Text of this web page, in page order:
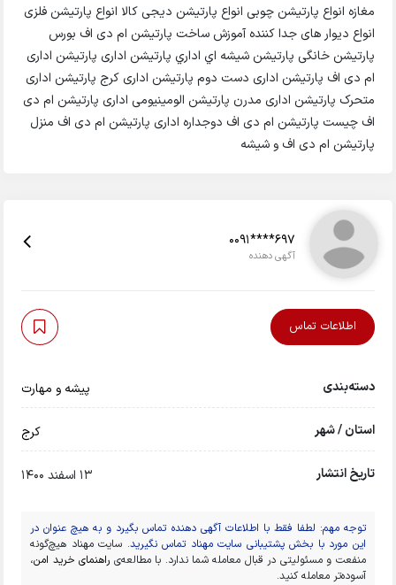
مغازه انواع پارتیشن چوبی انواع پارتیشن دیجی کالا انواع پارتیشن فلزی
انواع دیوار های جدا کننده آموزش ساخت پارتیشن ام دی اف بورس
پارتیشن خانگی پارتيشن شيشه اي اداري پارتیشن اداری پارتیشن اداری
ام دی اف پارتیشن اداری دست دوم پارتیشن اداری کرج پارتیشن اداری
متحرک پارتیشن اداری مدرن پارتیشن الومینیومی اداری پارتیشن ام دی
اف چیست پارتیشن ام دی اف دوجداره اداری پارتیشن ام دی اف منزل
پارتیشن ام دی اف و شیشه
0091****697
آگهی دهنده
اطلاعات تماس
دسته‌بندی پیشه و مهارت
استان / شهر کرج
تاریخ انتشار 13 اسفند 1400
توجه مهم: لطفا فقط با اطلاعات آگهی دهنده تماس بگیرد و به هیچ عنوان در
این مورد با بخش پشتیبانی سایت مهناد تماس نگیرید. سایت مهناد هیچ‌گونه
منفعت و مسئولیتی در قبال معامله شما ندارد. با مطالعه‌ی راهنمای خرید امن،
آسوده‌تر معامله کنید.